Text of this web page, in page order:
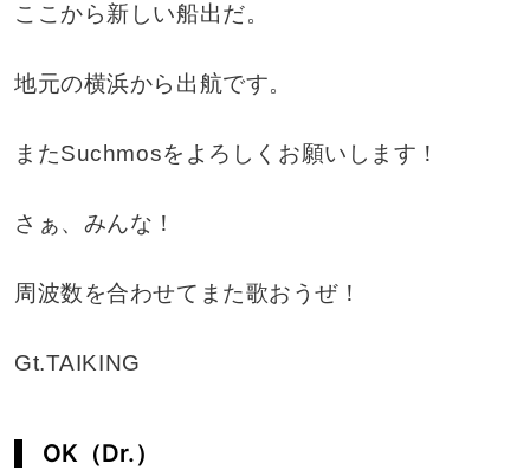
ここから新しい船出だ。
地元の横浜から出航です。
またSuchmosをよろしくお願いします！
さぁ、みんな！
周波数を合わせてまた歌おうぜ！
Gt.TAIKING
OK（Dr.）